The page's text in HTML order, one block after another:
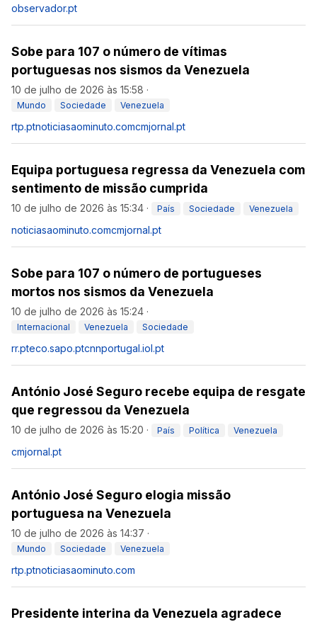
observador.pt
Sobe para 107 o número de vítimas
portuguesas nos sismos da Venezuela
10 de julho de 2026 às 15:58 ·
Mundo Sociedade Venezuela
rtp.ptnoticiasaominuto.comcmjornal.pt
Equipa portuguesa regressa da Venezuela com
sentimento de missão cumprida
10 de julho de 2026 às 15:34 · País Sociedade Venezuela
noticiasaominuto.comcmjornal.pt
Sobe para 107 o número de portugueses
mortos nos sismos da Venezuela
10 de julho de 2026 às 15:24 ·
Internacional Venezuela Sociedade
rr.pteco.sapo.ptcnnportugal.iol.pt
António José Seguro recebe equipa de resgate
que regressou da Venezuela
10 de julho de 2026 às 15:20 · País Política Venezuela
cmjornal.pt
António José Seguro elogia missão
portuguesa na Venezuela
10 de julho de 2026 às 14:37 ·
Mundo Sociedade Venezuela
rtp.ptnoticiasaominuto.com
Presidente interina da Venezuela agradece